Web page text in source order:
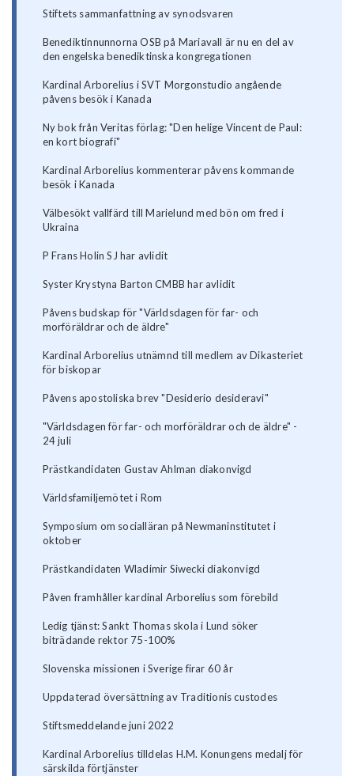
Stiftets sammanfattning av synodsvaren
Benediktinnunnorna OSB på Mariavall är nu en del av
den engelska benediktinska kongregationen
Kardinal Arborelius i SVT Morgonstudio angående
påvens besök i Kanada
Ny bok från Veritas förlag: "Den helige Vincent de Paul:
en kort biografi"
Kardinal Arborelius kommenterar påvens kommande
besök i Kanada
Välbesökt vallfärd till Marielund med bön om fred i
Ukraina
P Frans Holin SJ har avlidit
Syster Krystyna Barton CMBB har avlidit
Påvens budskap för "Världsdagen för far- och
morföräldrar och de äldre"
Kardinal Arborelius utnämnd till medlem av Dikasteriet
för biskopar
Påvens apostoliska brev "Desiderio desideravi"
"Världsdagen för far- och morföräldrar och de äldre" -
24 juli
Prästkandidaten Gustav Ahlman diakonvigd
Världsfamiljemötet i Rom
Symposium om socialläran på Newmaninstitutet i
oktober
Prästkandidaten Wladimir Siwecki diakonvigd
Påven framhåller kardinal Arborelius som förebild
Ledig tjänst: Sankt Thomas skola i Lund söker
biträdande rektor 75-100%
Slovenska missionen i Sverige firar 60 år
Uppdaterad översättning av Traditionis custodes
Stiftsmeddelande juni 2022
Kardinal Arborelius tilldelas H.M. Konungens medalj för
särskilda förtjänster